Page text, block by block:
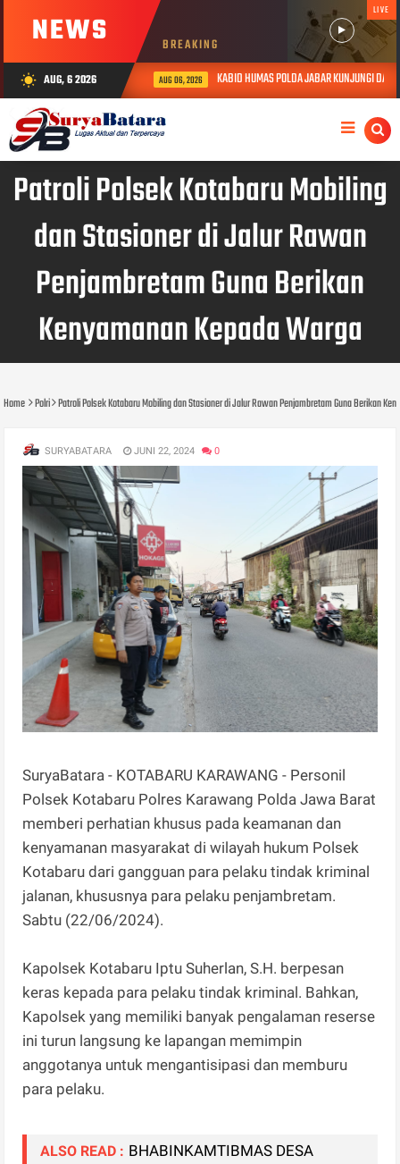
NEWS BREAKING
LIVE
wb_sunny AUG, 6 2026 AUG 06, 2026 KABID HUMAS POLDA JABAR KUNJUNGI DAN
Patroli Polsek Kotabaru Mobiling
dan Stasioner di Jalur Rawan
Penjambretam Guna Berikan
Kenyamanan Kepada Warga
Home Polri Patroli Polsek Kotabaru Mobiling dan Stasioner di Jalur Rawan Penjambretam Guna Berikan
SURYABATARA JUNI 22, 2024 0
SuryaBatara - KOTABARU KARAWANG - Personil
Polsek Kotabaru Polres Karawang Polda Jawa Barat
memberi perhatian khusus pada keamanan dan
kenyamanan masyarakat di wilayah hukum Polsek
Kotabaru dari gangguan para pelaku tindak kriminal
jalanan, khususnya para pelaku penjambretam.
Sabtu (22/06/2024).
Kapolsek Kotabaru Iptu Suherlan, S.H. berpesan
keras kepada para pelaku tindak kriminal. Bahkan,
Kapolsek yang memiliki banyak pengalaman reserse
ini turun langsung ke lapangan memimpin
anggotanya untuk mengantisipasi dan memburu
para pelaku.
ALSO READ : BHABINKAMTIBMAS DESA